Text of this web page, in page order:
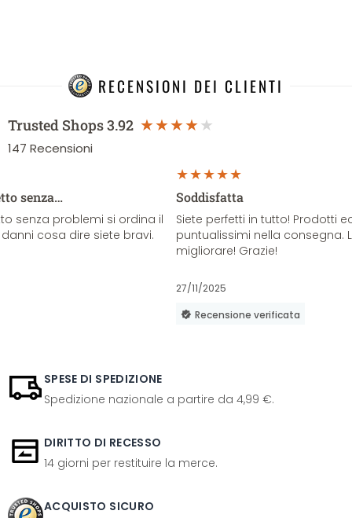
RECENSIONI DEI CLIENTI
Trusted Shops3.92
147 Recensioni
senza…
senza problemi si ordina il
cosa dire siete bravi.
Soddisfatta
Siete perfetti in tutto! Prodotti
puntualissimi nella consegna.
migliorare! Grazie!
27/11/2025
Recensione verificata
SPESE DI SPEDIZIONE
Spedizione nazionale a partire da 4,99 €.
DIRITTO DI RECESSO
14 giorni per restituire la merce.
ACQUISTO SICURO